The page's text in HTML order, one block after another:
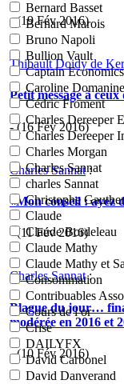
Bernard Basset
Bernard Marois
Bruno Napoli
Bullion Vault
Captain Economics
Caroline Domanine
Cédric Froment
Charles Dereeper
Charles Dereeper
Charles Morgan
Charles Sannat
charles Sannat
Christophe
Claude
Claude Bordeleau
Claude Mathy
Claude Mathy et
Consommation
Contribuables
Cours de l or
Crise
DAILYFX
David Carbonel
David Danverand
- (19 Fév 2016)
Thibault Doidy de
Petit message à
- (16 Fév 2016)
Charles Sannat:
«Mon conseil : ayez
- (11 Fév 2016)
Charles Sannat:
Blague du jour…
modérée en 2016 et
- (10 Fév 2016)